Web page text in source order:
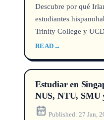
Descubre por qué
estudiantes
Trinity College y
1G y la posibilidad de
READ →
Estudiar en
NUS, NTU, SMU
Published: 27 Jan,